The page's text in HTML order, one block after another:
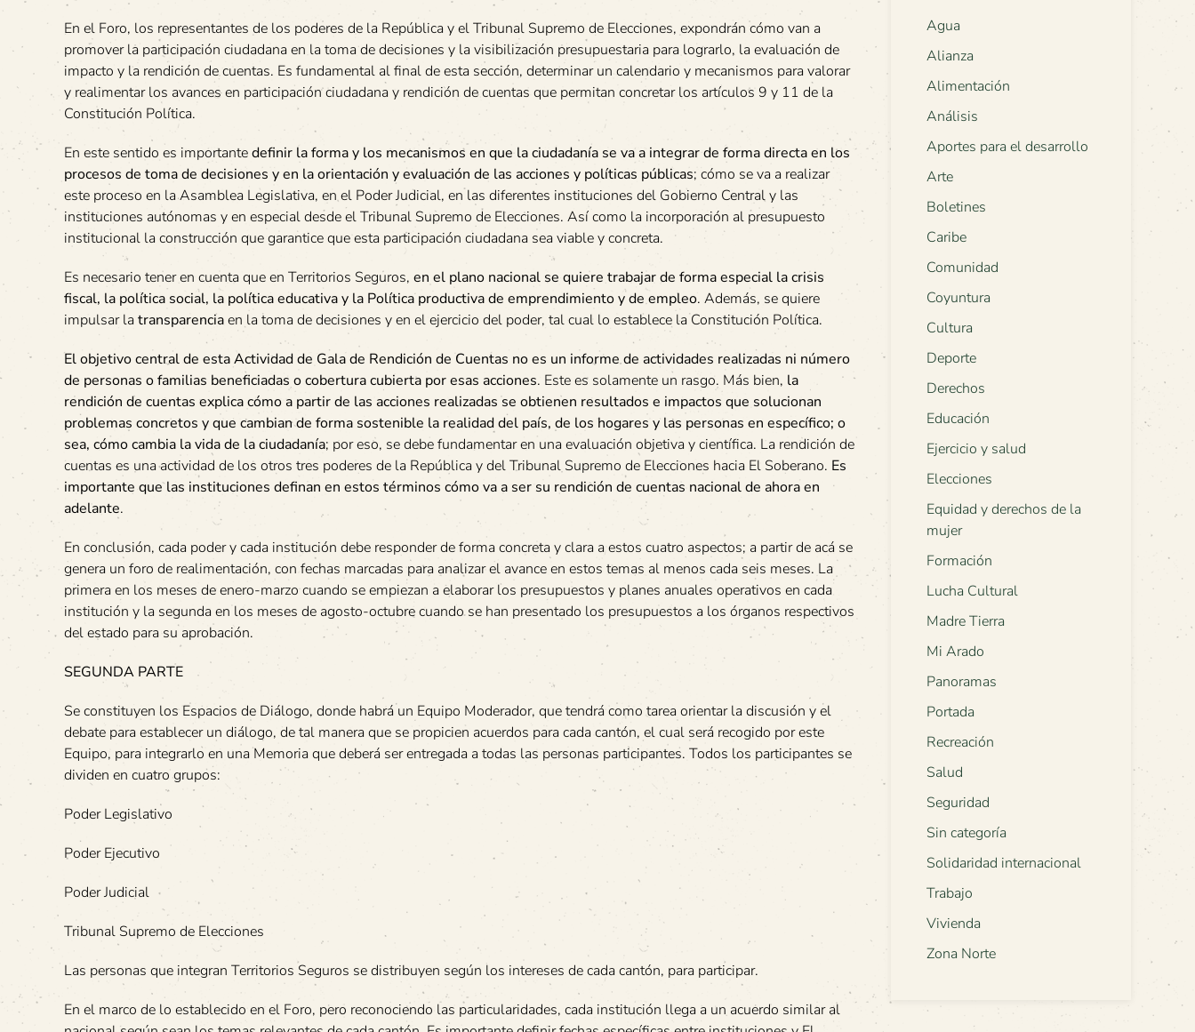
En el Foro, los representantes de los poderes de la República y el Tribunal Supremo de Elecciones, expondrán cómo van a
promover la participación ciudadana en la toma de decisiones y la visibilización presupuestaria para lograrlo, la evaluación de
impacto y la rendición de cuentas. Es fundamental al final de esta sección, determinar un calendario y mecanismos para valorar
y realimentar los avances en participación ciudadana y rendición de cuentas que permitan concretar los artículos 9 y 11 de la
Constitución Política.
En este sentido es importantedefinir la forma y los mecanismos en que la ciudadanía se va a integrar de forma directa en los
procesos de toma de decisiones y en la orientación y evaluación de las acciones y políticas públicas; cómo se va a realizar
este proceso en la Asamblea Legislativa, en el Poder Judicial, en las diferentes instituciones del Gobierno Central y las
instituciones autónomas y en especial desde el Tribunal Supremo de Elecciones. Así como la incorporación al presupuesto
institucional la construcción que garantice que esta participación ciudadana sea viable y concreta.
Es necesario tener en cuenta que en Territorios Seguros, en el plano nacional se quiere trabajar de forma especial la crisis
fiscal, la política social, la política educativa y la Política productiva de emprendimiento y de empleo. Además, se quiere
impulsar latransparenciaen la toma de decisiones y en el ejercicio del poder, tal cual lo establece la Constitución Política.
El objetivo central de esta Actividad de Gala de Rendición de Cuentas no es un informe de actividades realizadas ni número
de personas o familias beneficiadas o cobertura cubierta por esas acciones. Este es solamente un rasgo. Más bien, la
rendición de cuentas explica cómo a partir de las acciones realizadas se obtienen resultados e impactos que solucionan
problemas concretos y que cambian de forma sostenible la realidad del país, de los hogares y las personas en específico; o
sea, cómo cambia la vida de la ciudadanía; por eso, se debe fundamentar en una evaluación objetiva y científica. La rendición de
cuentas es una actividad de los otros tres poderes de la República y del Tribunal Supremo de Elecciones hacia El Soberano. Es
importante que las instituciones definan en estos términos cómo va a ser su rendición de cuentas nacional de ahora en
adelante.
En conclusión, cada poder y cada institución debe responder de forma concreta y clara a estos cuatro aspectos; a partir de acá se
genera un foro de realimentación, con fechas marcadas para analizar el avance en estos temas al menos cada seis meses. La
primera en los meses de enero-marzo cuando se empiezan a elaborar los presupuestos y planes anuales operativos en cada
institución y la segunda en los meses de agosto-octubre cuando se han presentado los presupuestos a los órganos respectivos
del estado para su aprobación.
SEGUNDA PARTE
Se constituyen los Espacios de Diálogo, donde habrá un Equipo Moderador, que tendrá como tarea orientar la discusión y el
debate para establecer un diálogo, de tal manera que se propicien acuerdos para cada cantón, el cual será recogido por este
Equipo, para integrarlo en una Memoria que deberá ser entregada a todas las personas participantes. Todos los participantes se
dividen en cuatro grupos:
Poder Legislativo
Poder Ejecutivo
Poder Judicial
Tribunal Supremo de Elecciones
Las personas que integran Territorios Seguros se distribuyen según los intereses de cada cantón, para participar.
En el marco de lo establecido en el Foro, pero reconociendo las particularidades, cada institución llega a un acuerdo similar al
Agua
Alianza
Alimentación
Análisis
Aportes para el desarrollo
Arte
Boletines
Caribe
Comunidad
Coyuntura
Cultura
Deporte
Derechos
Educación
Ejercicio y salud
Elecciones
Equidad y derechos de la
mujer
Formación
Lucha Cultural
Madre Tierra
Mi Arado
Panoramas
Portada
Recreación
Salud
Seguridad
Sin categoría
Solidaridad internacional
Trabajo
Vivienda
Zona Norte